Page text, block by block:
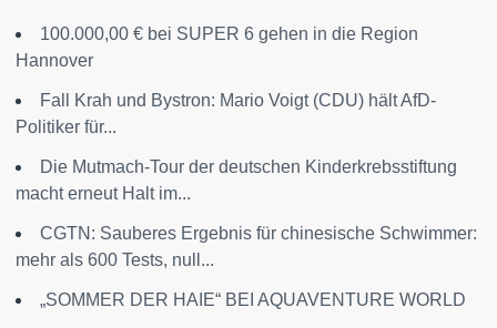
100.000,00 € bei SUPER 6 gehen in die Region
Hannover
Fall Krah und Bystron: Mario Voigt (CDU) hält AfD-
Politiker für...
Die Mutmach-Tour der deutschen Kinderkrebsstiftung
macht erneut Halt im...
CGTN: Sauberes Ergebnis für chinesische Schwimmer:
mehr als 600 Tests, null...
„SOMMER DER HAIE“ BEI AQUAVENTURE WORLD